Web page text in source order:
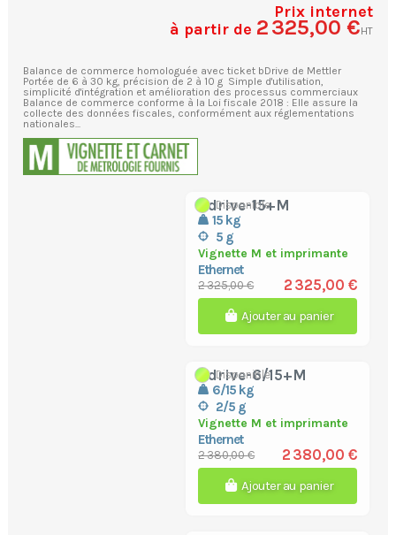
Prix internet
à partir de 2 325,00 €HT
Balance de commerce homologuée avec ticket bDrive de Mettler
Portée de 6 à 30 kg, précision de 2 à 10 g Simple d'utilisation,
simplicité d'intégration et amélioration des processus commerciaux
Balance de commerce conforme à la Loi fiscale 2018 : Elle assure la
collecte des données fiscales, conformément aux réglementations
nationales...
bdrive-15+M
15 kg
5 g
Vignette M et imprimante
Ethernet
Disponible
2 325,00 € 2 325,00 €
Ajouter au panier
bdrive-6/15+M
6/15 kg
2/5 g
Vignette M et imprimante
Ethernet
Disponible
2 380,00 € 2 380,00 €
Ajouter au panier